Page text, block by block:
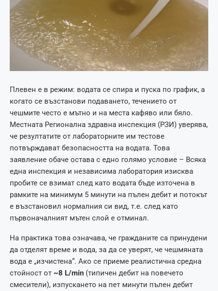
Плевен е в режим: водата се спира и пуска по график, а
когато се възстанови подаването, течението от
чешмите често е мътно и на места кафяво или бяло.
Местната Регионална здравна инспекция (РЗИ) уверява,
че резултатите от лабораторните им тестове
потвърждават безопасността на водата. Това
заявление обаче остава с едно голямо условие – Всяка
една инспекция и независима лаборатория изисква
пробите се взимат след като водата бъде източена в
рамките на минимум 5 минути на пълен дебит и потокът
е възстановил нормалния си вид, т.е. след като
първоначалният мътен слой е отминал.
На практика това означава, че гражданите са принудени
да отделят време и вода, за да се уверят, че чешмяната
вода е „изчистена“. Ако се приеме реалистична средна
стойност от ~8 L/min (типичен дебит на повечето
смесители), изпускането на пет минути пълен дебит